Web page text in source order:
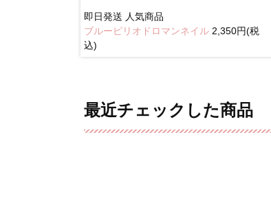
即日発送 人気商品
ブルーピリオドロマンネイル 2,350円(税
込)
最近チェックした商品